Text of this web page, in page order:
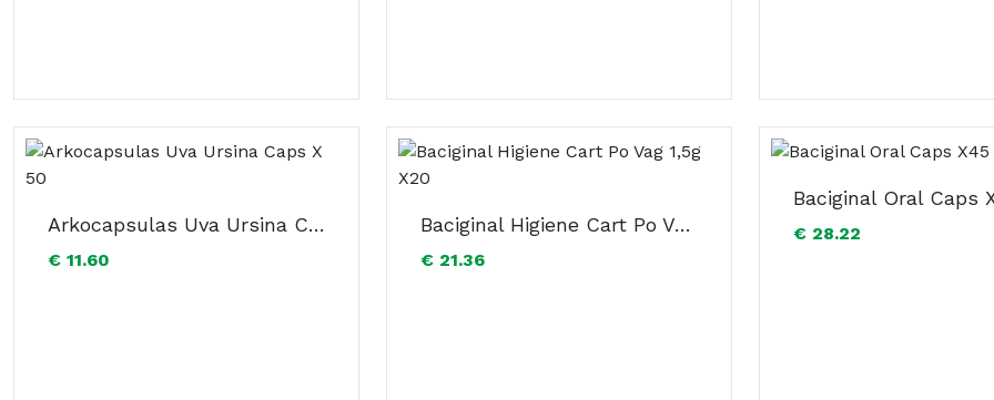
Arkocapsulas Uva Ursina Caps X 50
€ 11.60
Baciginal Higiene Cart Po Vag 1,5g X20
€ 21.36
€ 28.22